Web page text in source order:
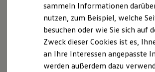
Reichweite
Reichweite der ID. Modelle
Reichweite im Winter
Laden
Laden unterwegs
Laden Zuhause
Fahrzeugangebot anfordern
sammeln Informationen
nutzen, zum Beispiel, welche
besuchen oder wie Sie sich auf
Zweck dieser Cookies ist es,
an Ihre Interessen angepasste
werden außerdem dazu